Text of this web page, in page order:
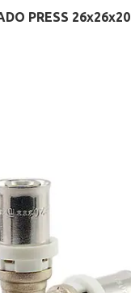
PRESS 26х26х20